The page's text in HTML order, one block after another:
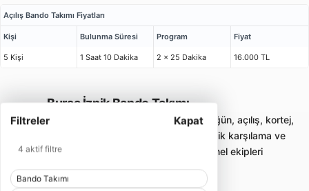
Filtreler Kapat
4 aktif filtre
Bando Takımı
Açılış Bando Takımı Fiyatları
Kişi Bulunma Süresi Program Fiyat
5 Kişi 1 Saat 10 Dakika 2 x 25 Dakika 16.000 TL
Bursa İznik Bando Takımı
Bando takımı kiralama; gelin alma, düğün, açılış, kortej,
sünnet ve kurumsal etkinliklerde enerjik karşılama ve
yürüyüş performansı sunan profesyonel ekipleri